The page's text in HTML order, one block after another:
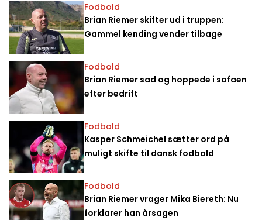
Fodbold
Brian Riemer skifter ud i truppen:
Gammel kending vender tilbage
Fodbold
Brian Riemer sad og hoppede i sofaen
efter bedrift
Fodbold
Kasper Schmeichel sætter ord på
muligt skifte til dansk fodbold
Fodbold
Brian Riemer vrager Mika Biereth: Nu
forklarer han årsagen